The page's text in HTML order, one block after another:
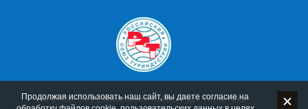
© 2006–2026 Компания «Мос-Тур» Политика
Продолжая использовать наш сайт, вы даете согласие на